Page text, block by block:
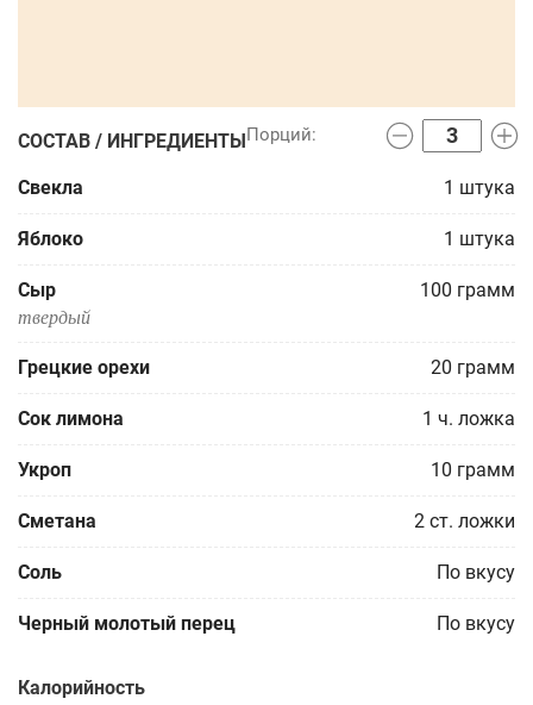
СОСТАВ / ИНГРЕДИЕНТЫ
Свекла 1 штука
Яблоко 1 штука
Сыр 100 грамм
твердый
Грецкие орехи 20 грамм
Сок лимона 1 ч. ложка
Укроп 10 грамм
Сметана 2 ст. ложки
Соль По вкусу
Черный молотый перец По вкусу
Калорийность